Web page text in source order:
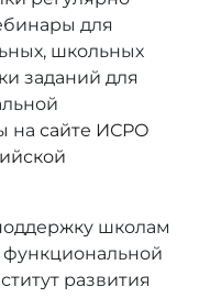
для
школьных
заданий для
на сайте ИСРО
школам
развития